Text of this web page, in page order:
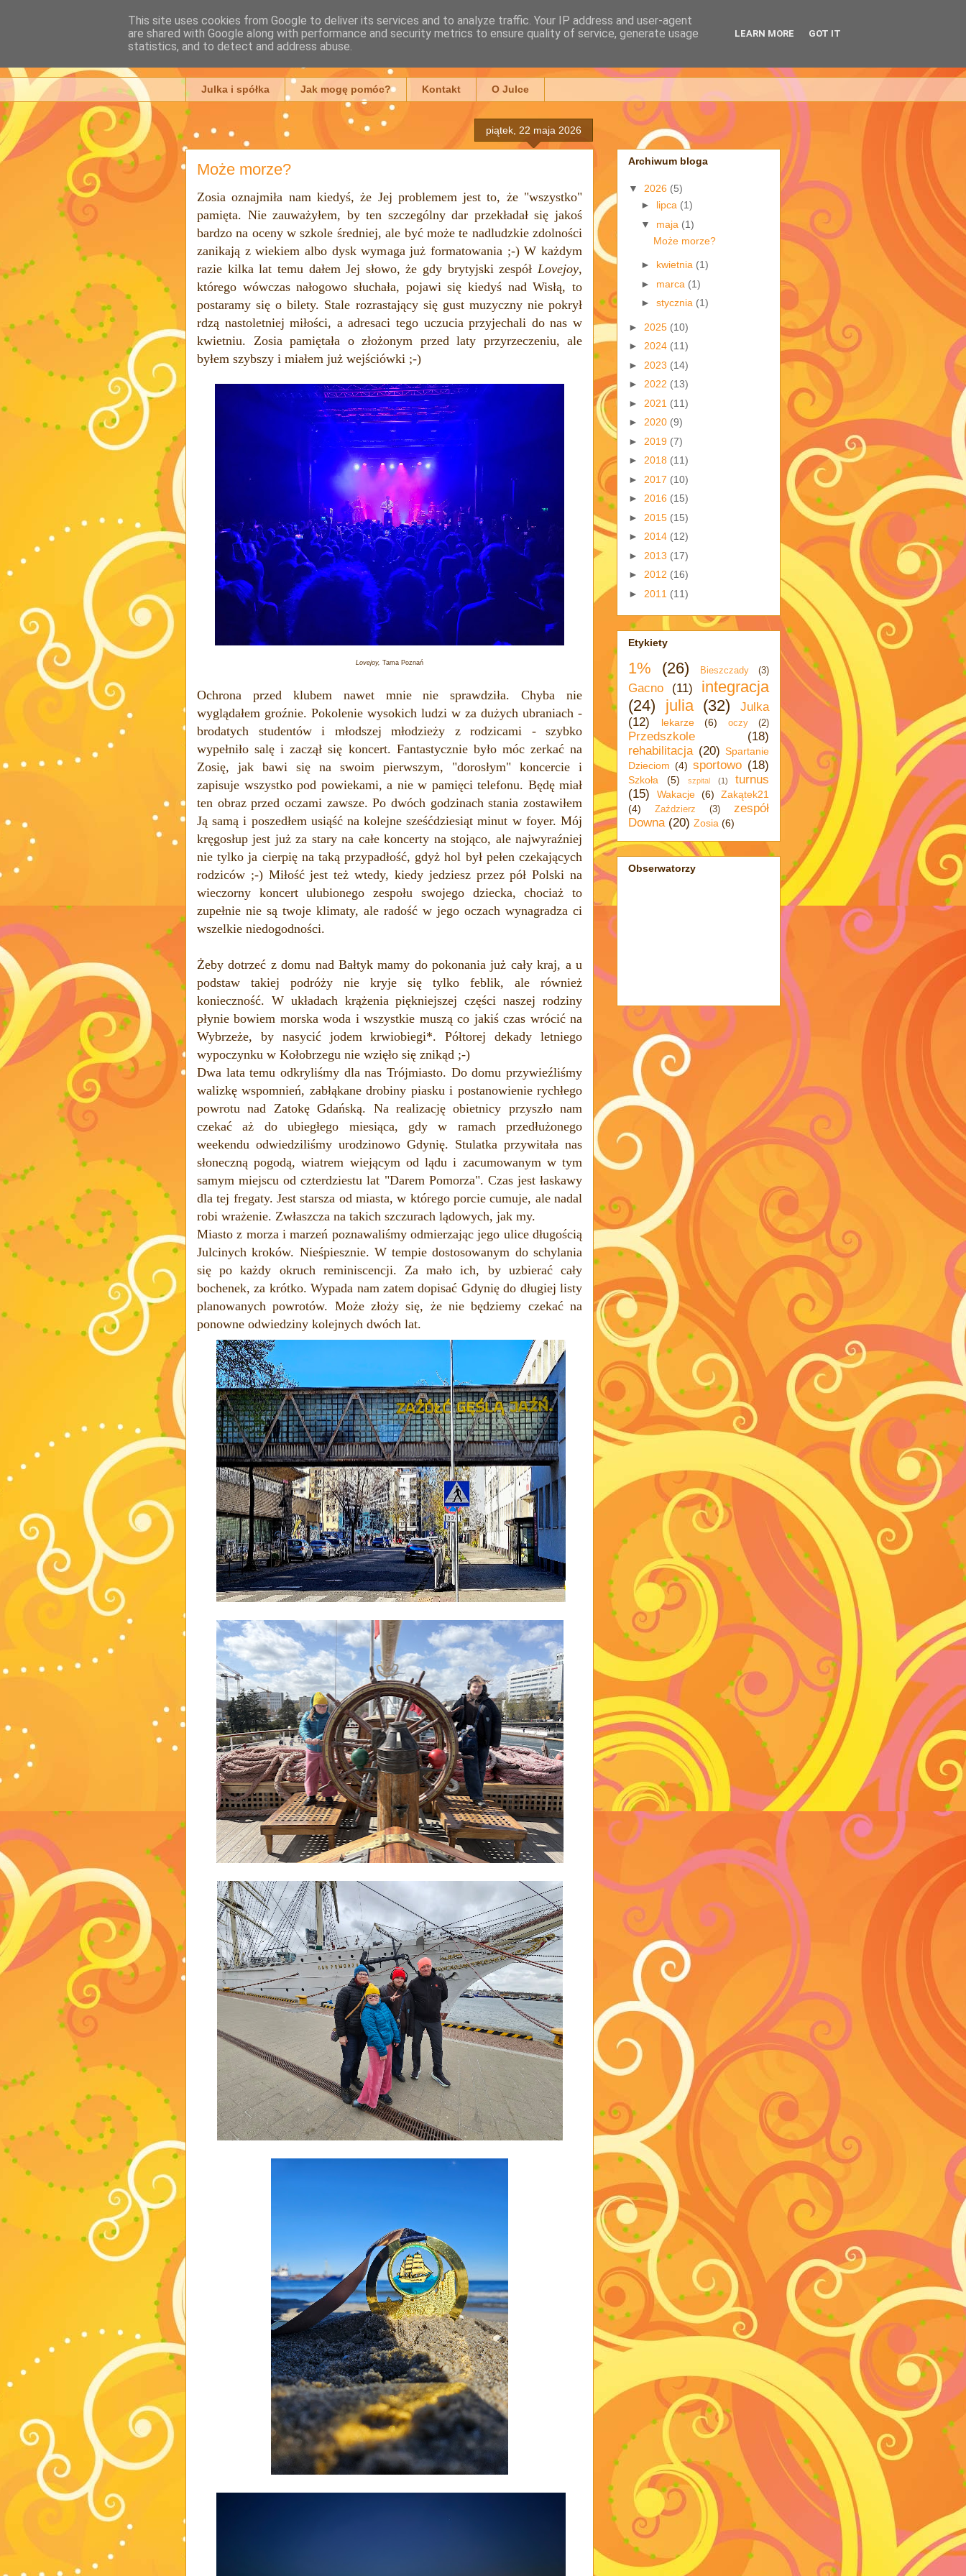
Julia Adamowska
Julka i spółka Jak mogę pomóc? Kontakt O Julce
piątek, 22 maja 2026
Może morze?
Zosia oznajmiła nam kiedyś, że Jej problemem jest to, że "wszystko"
pamięta. Nie zauważyłem, by ten szczególny dar przekładał się jakoś
bardzo na oceny w szkole średniej, ale być możete nadludzkie zdolności
zanikają z wiekiem albo dysk wymaga już formatowania ;-) W każdym
razie kilka lat temu dałem Jej słowo, że gdy brytyjski zespół Lovejoy,
którego wówczas nałogowo słuchała, pojawi się kiedyś nad Wisłą, to
postaramy się o bilety. Stale rozrastający się gust muzyczny nie pokrył
rdzą nastoletniej miłości, a adresaci tego uczucia przyjechali do nas w
kwietniu. Zosia pamiętała o złożonym przed laty przyrzeczeniu, ale
byłem szybszy i miałem już wejściówki ;-)
Lovejoy, Tama Poznań
Ochrona przed klubem nawet mnie nie sprawdziła. Chyba nie
wyglądałem groźnie. Pokolenie wysokich ludzi w za dużych ubraniach -
brodatych studentów i młodszej młodzieży z rodzicami - szybko
wypełniło salę i zaczął się koncert. Fantastycznie było móc zerkać na
Zosię, jak bawi się na swoim pierwszym, "dorosłym" koncercie i
zapisuje wszystko pod powiekami, a nie w pamięci telefonu. Będę miał
ten obraz przed oczami zawsze. Po dwóch godzinach stania zostawiłem
Ją samą i poszedłem usiąść na kolejne sześćdziesiąt minut w foyer. Mój
kręgosłup jest już za stary na całe koncerty na stojąco, ale najwyraźniej
nie tylko ja cierpię na taką przypadłość, gdyż hol był pełen czekających
rodziców ;-) Miłość jest też wtedy, kiedy jedziesz przez pół Polski na
wieczorny koncert ulubionego zespołu swojego dziecka, chociaż to
zupełnie nie są twoje klimaty, ale radość w jego oczach wynagradza ci
wszelkie niedogodności.
Żeby dotrzeć z domu nad Bałtyk mamy do pokonaniajuż cały kraj, a u
podstaw takiej podróży nie kryje się tylko feblik, ale również
konieczność. W układach krążenia piękniejszej części naszej rodziny
płynie bowiem morska woda i wszystkie muszą co jakiś czas wrócić na
Wybrzeże, by nasycić jodem krwiobiegi*. Półtorej dekady letniego
wypoczynku w Kołobrzegu nie wzięło się znikąd ;-)
Dwa lata temu odkryliśmy dla nas Trójmiasto. Do domu przywieźliśmy
walizkę wspomnień, zabłąkane drobiny piasku i postanowienie rychłego
powrotu nad Zatokę Gdańską. Na realizację obietnicy przyszło nam
czekać aż do ubiegłego miesiąca, gdy w ramach przedłużonego
weekendu odwiedziliśmy urodzinowo Gdynię. Stulatka przywitała nas
słoneczną pogodą, wiatrem wiejącym od lądu i zacumowanym w tym
samym miejscu od czterdziestu lat "Darem Pomorza". Czas jest łaskawy
dla tej fregaty. Jest starsza od miasta, w którego porcie cumuje, ale nadal
robi wrażenie. Zwłaszcza na takich szczurach lądowych, jak my.
Miasto z morza i marzeń poznawaliśmy odmierzając jego ulice długością
Julcinych kroków. Nieśpiesznie. W tempie dostosowanym do schylania
się po każdy okruch reminiscencji. Za mało ich, by uzbierać cały
bochenek, za krótko. Wypada nam zatem dopisać Gdynię do długiej listy
planowanych powrotów. Może złoży się, że nie będziemy czekać na
ponowne odwiedziny kolejnych dwóch lat.
Archiwum bloga
▼ 2026 (5)
► lipca (1)
▼ maja (1)
Może morze?
► kwietnia (1)
► marca (1)
► stycznia (1)
► 2025 (10)
► 2024 (11)
► 2023 (14)
► 2022 (13)
► 2021 (11)
► 2020 (9)
► 2019 (7)
► 2018 (11)
► 2017 (10)
► 2016 (15)
► 2015 (15)
► 2014 (12)
► 2013 (17)
► 2012 (16)
► 2011 (11)
Etykiety
1% (26) Bieszczady (3)
Gacno (11)
integracja
(24)
julia (32)
Julka
(12)
lekarze (6) oczy (2)
Przedszkole
(18)
rehabilitacja (20) Spartanie
Dzieciom (4) sportowo (18)
Szkoła (5) szpital (1)
turnus
(15)
Wakacje (6)
Zakątek21
(4)
Zaździerz (3)
zespół
Downa (20) Zosia (6)
Obserwatorzy
This site uses cookies from Google to deliver its services and to analyze traffic. Your IP address and user-agent
are shared with Google along with performance and security metrics to ensure quality of service, generate usage
statistics, and to detect and address abuse.
LEARN MORE GOT IT